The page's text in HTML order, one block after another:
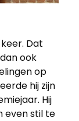
Dat
ook
op
hij zijn
Hij
even stil te